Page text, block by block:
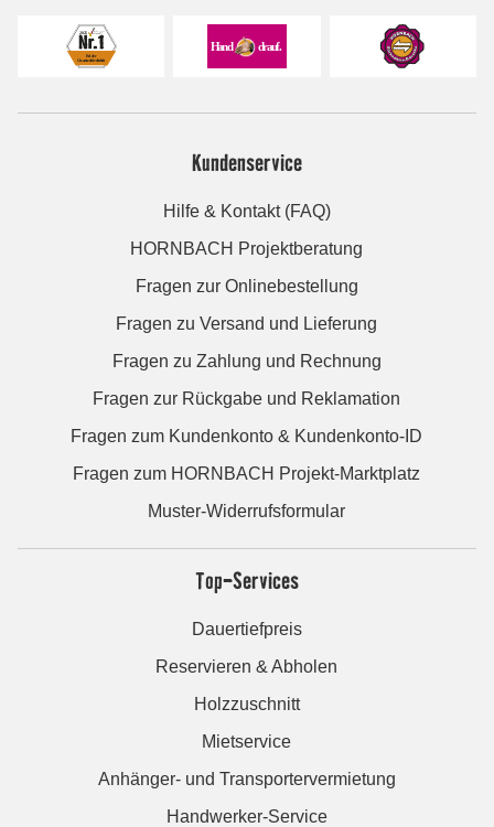
Kundenservice
Hilfe & Kontakt (FAQ)
HORNBACH Projektberatung
Fragen zur Onlinebestellung
Fragen zu Versand und Lieferung
Fragen zu Zahlung und Rechnung
Fragen zur Rückgabe und Reklamation
Fragen zum Kundenkonto & Kundenkonto-ID
Fragen zum HORNBACH Projekt-Marktplatz
Muster-Widerrufsformular
Top-Services
Dauertiefpreis
Reservieren & Abholen
Holzzuschnitt
Mietservice
Anhänger- und Transportervermietung
Handwerker-Service